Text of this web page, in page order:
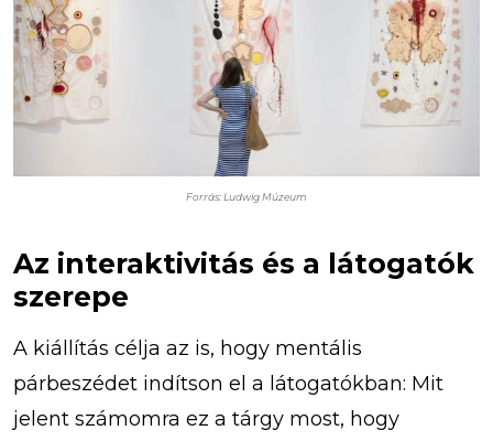
Forrás: Ludwig Múzeum
Az interaktivitás és a látogatók
szerepe
A kiállítás célja az is, hogy mentális
párbeszédet indítson el a látogatókban: Mit
jelent számomra ez a tárgy most, hogy